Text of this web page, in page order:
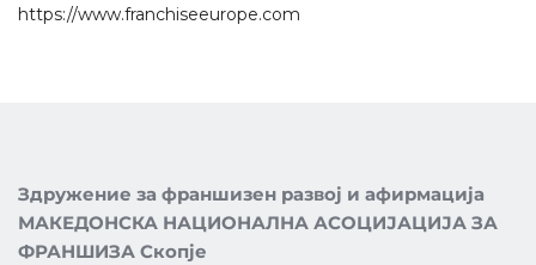
https://www.franchiseeurope.com
Здружение за франшизен развој и афирмација
МАКЕДОНСКА НАЦИОНАЛНА АСОЦИЈАЦИЈА ЗА
ФРАНШИЗА Скопје